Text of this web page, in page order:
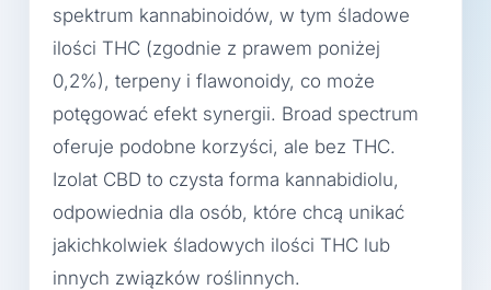
spektrum kannabinoidów, w tym śladowe
ilości THC (zgodnie z prawem poniżej
0,2%), terpeny i flawonoidy, co może
potęgować efekt synergii. Broad spectrum
oferuje podobne korzyści, ale bez THC.
Izolat CBD to czysta forma kannabidiolu,
odpowiednia dla osób, które chcą unikać
jakichkolwiek śladowych ilości THC lub
innych związków roślinnych.